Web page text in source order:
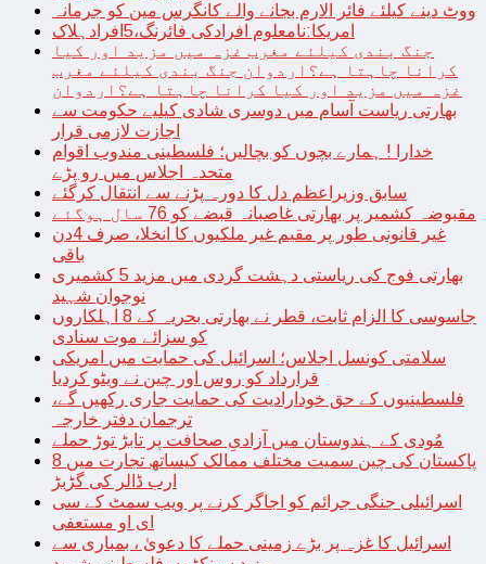
ووٹ دینے کیلئے فائر الارم بجانے والے کانگرس مین کو جرمانہ
امریکا:نامعلوم افرادکی فائرنگ،5افرادہلاک
جنگ بندی کیلئے مغرب غزہ میں مزید اور کیا
کرانا چاہتا ہے؟اردوان جنگ بندی کیلئے مغرب
غزہ میں مزید اور کیا کرانا چاہتا ہے؟اردوان
بھارتی ریاست آسام میں دوسری شادی کیلیے حکومت سے
اجازت لازمی قرار
خدارا ! ہمارے بچوں کو بچالیں؛ فلسطینی مندوب اقوام
متحدہ اجلاس میں رو پڑے
سابق وزیراعظم دل کا دورہ پڑنے سے انتقال کرگئے
مقبوضہ کشمیر پر بھارتی غاصبانہ قبضے کو 76 سال ہوگئے
غیر قانونی طور پر مقیم غیر ملکیوں کا انخلا، صرف 4دن
باقی
بھارتی فوج کی ریاستی دہشت گردی میں مزید 5 کشمیری
نوجوان شہید
جاسوسی کا الزام ثابت، قطر نے بھارتی بحریہ کے 8 اہلکاروں
کو سزائے موت سنادی
سلامتی کونسل اجلاس؛ اسرائیل کی حمایت میں امریکی
قرارداد کو روس اور چین نے ویٹو کردیا
فلسطینیوں کے حق خودارادیت کی حمایت جاری رکھیں گے،
ترجمان دفتر خارجہ
مُودی کے ہندوستان میں آزادیِ صحافت پر تابڑ توڑ حملے
پاکستان کی چین سمیت مختلف ممالک کیساتھ تجارت میں 8
ارب ڈالر کی گڑبڑ
اسرائیلی جنگی جرائم کو اجاگر کرنے پر ویب سمٹ کے سی
ای او مستعفی
اسرائیل کا غزہ پر بڑے زمینی حملے کا دعویٰ ، بمباری سے